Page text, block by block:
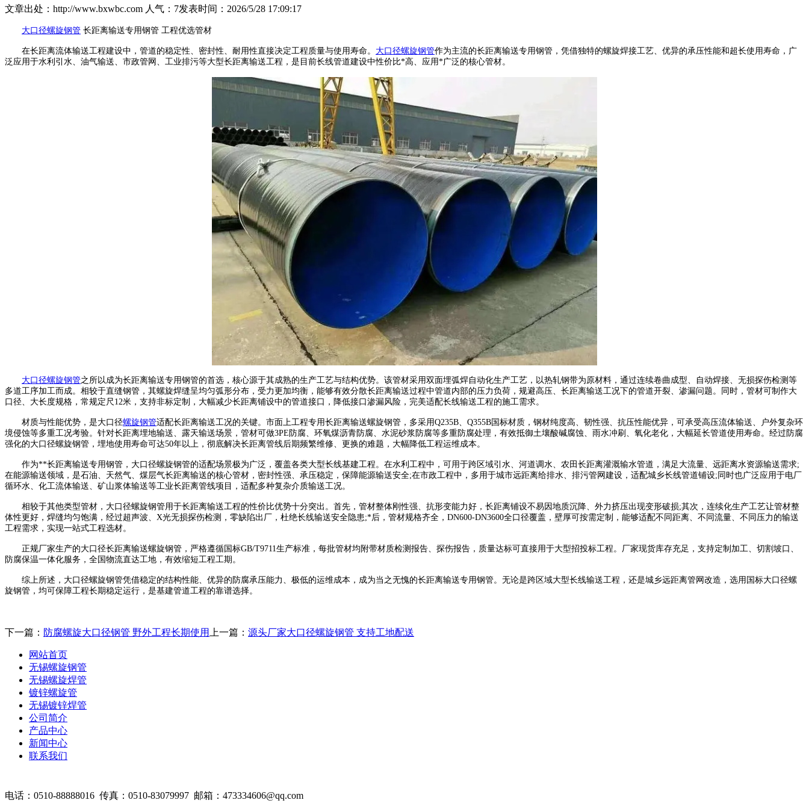
文章出处：http://www.bxwbc.com 人气： 7发表时间：2026/5/28 17:09:17
大口径螺旋钢管 长距离输送专用钢管 工程优选管材
在长距离流体输送工程建设中，管道的稳定性、密封性、耐用性直接决定工程质量与使用寿命。 大口径螺旋钢管作为主流的长距离输送专用钢管，凭借独特的螺旋焊接工艺、优异的承压性能和超长使用寿命，广
泛应用于水利引水、油气输送、市政管网、工业排污等大型长距离输送工程，是目前长线管道建设中性价比*高、应用*广泛的核心管材。
大口径螺旋钢管之所以成为长距离输送专用钢管的首选，核心源于其成熟的生产工艺与结构优势。该管材采用双面埋弧焊自动化生产工艺，以热轧钢带为原材料，通过连续卷曲成型、自动焊接、无损探伤检测等
多道工序加工而成。相较于直缝钢管，其螺旋焊缝呈均匀弧形分布，受力更加均衡，能够有效分散长距离输送过程中管道内部的压力负荷，规避高压、长距离输送工况下的管道开裂、渗漏问题。同时，管材可制作大
口径、大长度规格，常规定尺12米，支持非标定制，大幅减少长距离铺设中的管道接口，降低接口渗漏风险，完美适配长线输送工程的施工需求。
材质与性能优势，是大口径螺旋钢管适配长距离输送工况的关键。市面上工程专用长距离输送螺旋钢管，多采用Q235B、Q355B国标材质，钢材纯度高、韧性强、抗压性能优异，可承受高压流体输送、户外复杂环
境侵蚀等多重工况考验。针对长距离埋地输送、露天输送场景，管材可做3PE防腐、环氧煤沥青防腐、水泥砂浆防腐等多重防腐处理，有效抵御土壤酸碱腐蚀、雨水冲刷、氧化老化，大幅延长管道使用寿命。经过防腐
强化的大口径螺旋钢管，埋地使用寿命可达50年以上，彻底解决长距离管线后期频繁维修、更换的难题，大幅降低工程运维成本。
作为**长距离输送专用钢管，大口径螺旋钢管的适配场景极为广泛，覆盖各类大型长线基建工程。在水利工程中，可用于跨区域引水、河道调水、农田长距离灌溉输水管道，满足大流量、远距离水资源输送需求;
在能源输送领域，是石油、天然气、煤层气长距离输送的核心管材，密封性强、承压稳定，保障能源输送安全;在市政工程中，多用于城市远距离给排水、排污管网建设，适配城乡长线管道铺设;同时也广泛应用于电厂
循环水、化工流体输送、矿山浆体输送等工业长距离管线项目，适配多种复杂介质输送工况。
相较于其他类型管材，大口径螺旋钢管用于长距离输送工程的性价比优势十分突出。首先，管材整体刚性强、抗形变能力好，长距离铺设不易因地质沉降、外力挤压出现变形破损;其次，连续化生产工艺让管材整
体性更好，焊缝均匀饱满，经过超声波、X光无损探伤检测，零缺陷出厂，杜绝长线输送安全隐患;*后，管材规格齐全，DN600-DN3600全口径覆盖，壁厚可按需定制，能够适配不同距离、不同流量、不同压力的输送
工程需求，实现一站式工程选材。
正规厂家生产的大口径长距离输送螺旋钢管，严格遵循国标GB/T9711生产标准，每批管材均附带材质检测报告、探伤报告，质量达标可直接用于大型招投标工程。厂家现货库存充足，支持定制加工、切割坡口、
防腐保温一体化服务，全国物流直达工地，有效缩短工程工期。
综上所述，大口径螺旋钢管凭借稳定的结构性能、优异的防腐承压能力、极低的运维成本，成为当之无愧的长距离输送专用钢管。无论是跨区域大型长线输送工程，还是城乡远距离管网改造，选用国标大口径螺
旋钢管，均可保障工程长期稳定运行，是基建管道工程的靠谱选择。
下一篇： 防腐螺旋大口径钢管 野外工程长期使用 上一篇： 源头厂家大口径螺旋钢管 支持工地配送
网站首页
无锡螺旋钢管
无锡螺旋焊管
镀锌螺旋管
无锡镀锌焊管
公司简介
产品中心
新闻中心
联系我们
电话：0510-88888016 传真：0510-83079997 邮箱：473334606@qq.com